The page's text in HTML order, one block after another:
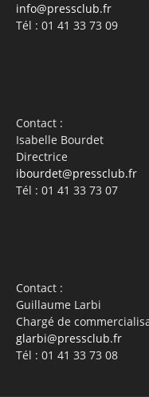
info@pressclub.fr
Tél : 01 41 33 73 09
Contact :
Isabelle Bourdet
Directrice
ibourdet@pressclub.fr
Tél : 01 41 33 73 07
Contact :
Guillaume Larbi
Chargé de
glarbi@pressclub.fr
Tél : 01 41 33 73 08